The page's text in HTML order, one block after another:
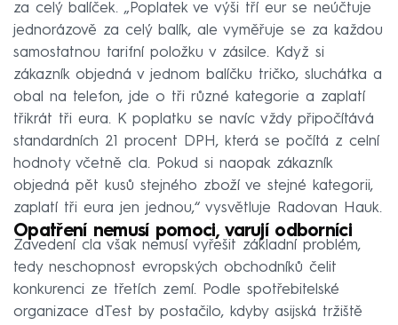
za celý balíček. „Poplatek ve výši tří eur se neúčtuje
jednorázově za celý balík, ale vyměřuje se za každou
samostatnou tarifní položku v zásilce. Když si
zákazník objedná v jednom balíčku tričko, sluchátka a
obal na telefon, jde o tři různé kategorie a zaplatí
třikrát tři eura. K poplatku se navíc vždy připočítává
standardních 21 procent DPH, která se počítá z celní
hodnoty včetně cla. Pokud si naopak zákazník
objedná pět kusů stejného zboží ve stejné kategorii,
zaplatí tři eura jen jednou,“ vysvětluje Radovan Hauk.
Opatření nemusí pomoci, varují odborníci
Zavedení cla však nemusí vyřešit základní problém,
tedy neschopnost evropských obchodníků čelit
konkurenci ze třetích zemí. Podle spotřebitelské
organizace dTest by postačilo, kdyby asijská tržiště